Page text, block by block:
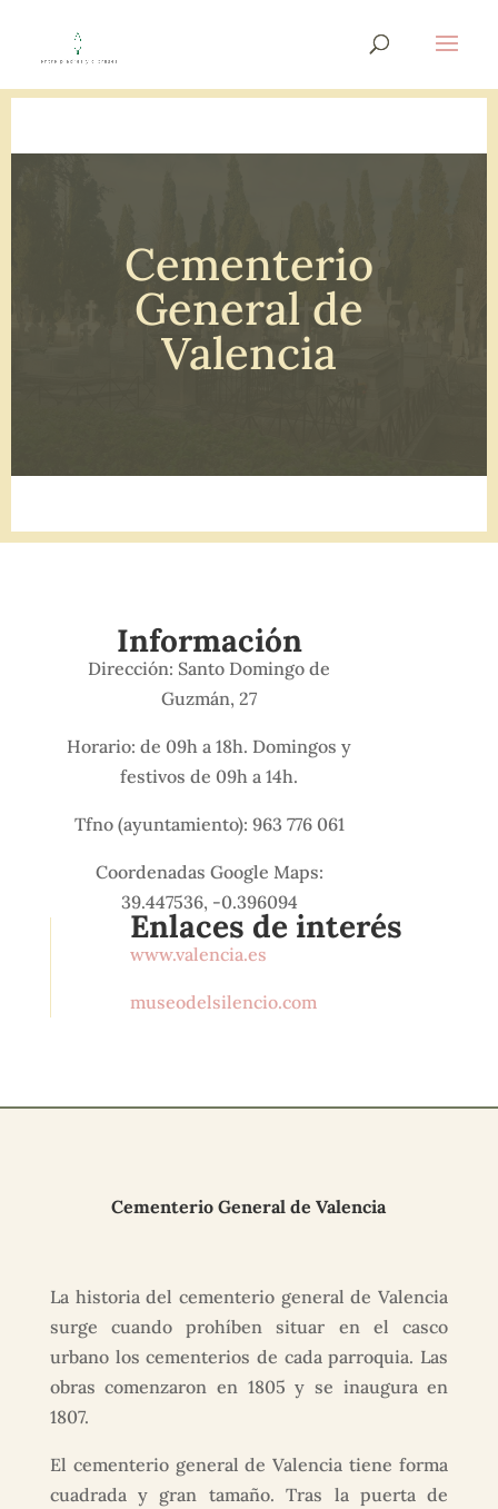
Cementerio
General de
Valencia
Información
Dirección: Santo Domingo de
Guzmán, 27
Horario: de 09h a 18h. Domingos y
festivos de 09h a 14h.
Tfno (ayuntamiento): 963 776 061
Coordenadas Google Maps:
39.447536, -0.396094
Enlaces de interés
www.valencia.es
museodelsilencio.com
Cementerio General de Valencia
La historia del cementerio general de Valencia
surge cuando prohíben situar en el casco
urbano los cementerios de cada parroquia. Las
obras comenzaron en 1805 y se inaugura en
1807.
El cementerio general de Valencia tiene forma
cuadrada y gran tamaño. Tras la puerta de